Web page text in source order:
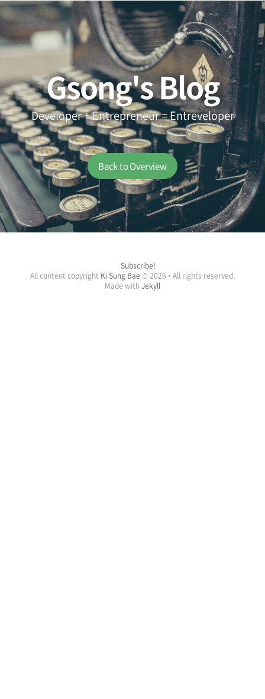
Gsong's Blog
Developer + Entrepreneur = Entreveloper
Back to Overview
Subscribe!
All content copyright Ki Sung Bae © 2026 • All rights reserved.
Made withJekyll